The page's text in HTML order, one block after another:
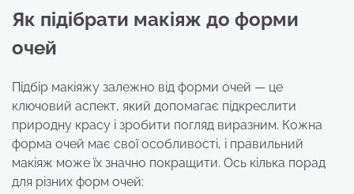
Як підібрати макіяж до форми
очей
Підбір макіяжу залежно від форми очей — це
ключовий аспект, який допомагає підкреслити
природну красу і зробити погляд виразним. Кожна
форма очей має свої особливості, і правильний
макіяж може їх значно покращити. Ось кілька порад
для різних форм очей: